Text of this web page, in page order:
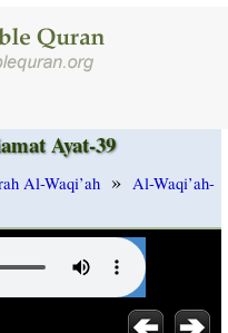
Ayat-39
Al-Waqi’ah » Al-Waqi’ah-